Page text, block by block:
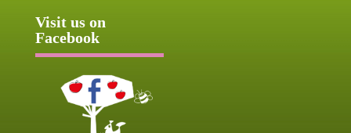
Visit us on
Facebook